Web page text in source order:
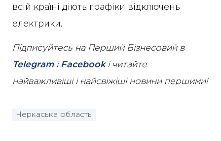
всій країні діють графіки відключень
електрики.
Підписуйтесь на Перший Бізнесовий в
Telegramі Facebookі читайте
найважливіші і найсвіжіші новини першими!
Черкаська область